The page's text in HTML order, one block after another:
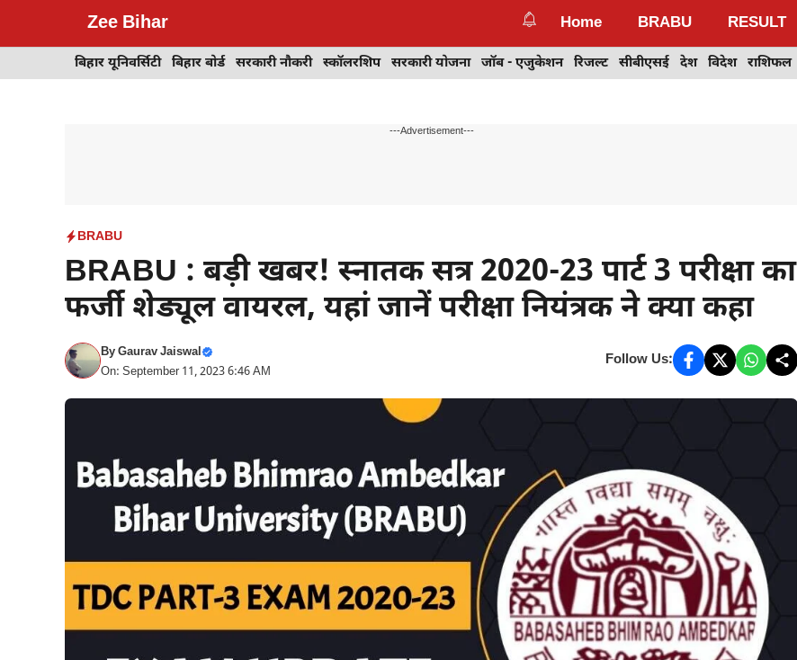
Zee Bihar Home BRABU RESULT
बिहार यूनिवर्सिटी बिहार बोर्ड सरकारी नौकरी स्कॉलरशिप सरकारी योजना जॉब - एजुकेशन रिजल्ट सीबीएसई देश विदेश राशिफल
---Advertisement---
BRABU
BRABU : बड़ी खबर! स्नातक सत्र 2020-23 पार्ट 3 परीक्षा का
फर्जी शेड्यूल वायरल, यहां जानें परीक्षा नियंत्रक ने क्या कहा
ByGaurav Jaiswal
On: September 11, 2023 6:46 AM
Follow Us: